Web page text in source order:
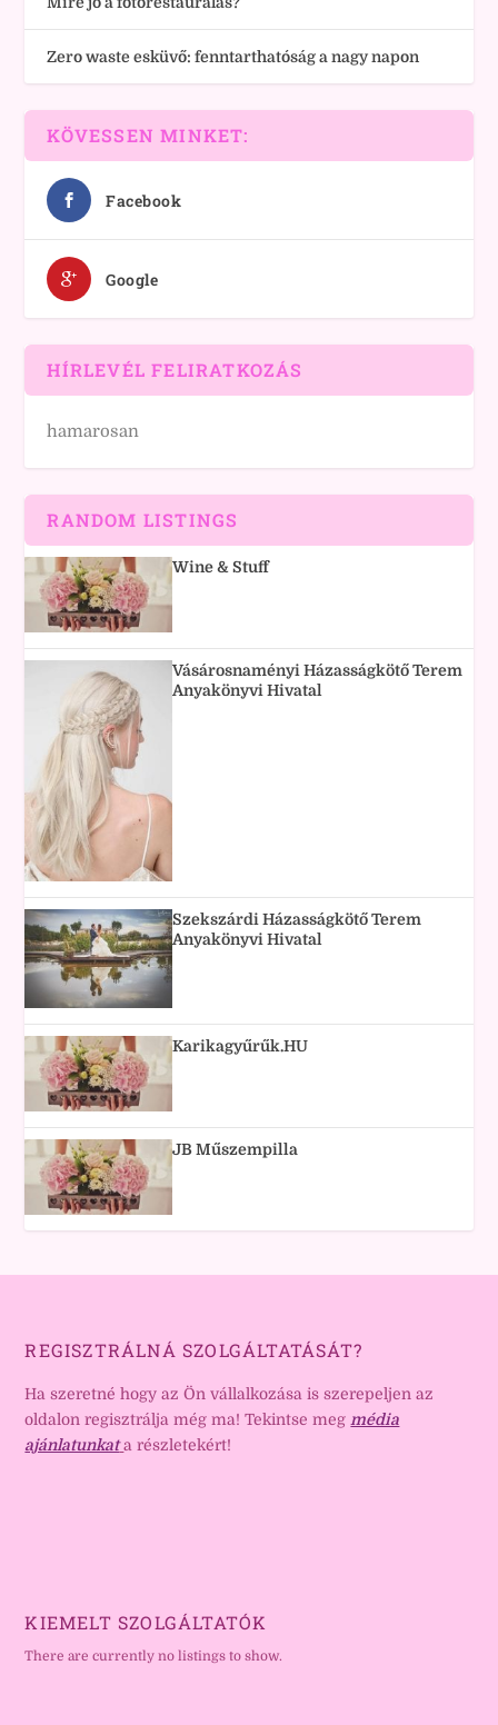
Zero waste esküvő: fenntarthatóság a nagy napon
KÖVESSEN MINKET:
Facebook
Google
HÍRLEVÉL FELIRATKOZÁS
hamarosan
RANDOM LISTINGS
Wine & Stuff
Vásárosnaményi Házasságkötő Terem
Anyakönyvi Hivatal
Szekszárdi Házasságkötő Terem
Anyakönyvi Hivatal
Karikagyűrűk.HU
JB Műszempilla
REGISZTRÁLNÁ SZOLGÁLTATÁSÁT?
Ha szeretné hogy az Ön vállalkozása is szerepeljen az
oldalon regisztrálja még ma! Tekintse meg média
ajánlatunkat a részletekért!
KIEMELT SZOLGÁLTATÓK
There are currently no listings to show.